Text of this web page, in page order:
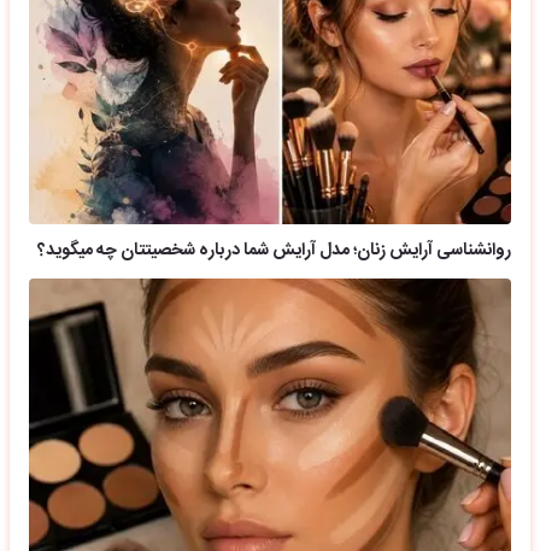
روانشناسی آرایش زنان؛ مدل آرایش شما درباره شخصیتتان چه میگوید؟